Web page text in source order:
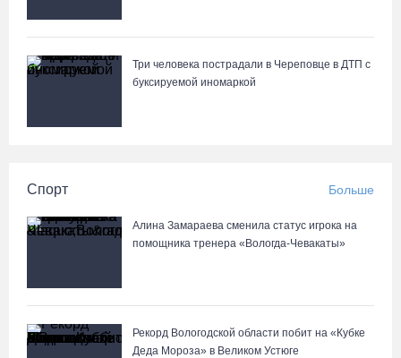
Три человека пострадали в Череповце в ДТП с
буксируемой иномаркой
Спорт Больше
Алина Замараева сменила статус игрока на
помощника тренера «Вологда-Чевакаты»
Рекорд Вологодской области побит на «Кубке
Деда Мороза» в Великом Устюге